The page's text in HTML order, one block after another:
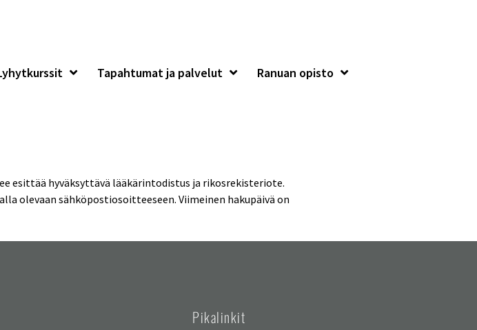
Tapahtumat ja palvelut Ranuan opisto
esittää hyväksyttävä lääkärintodistus ja rikosrekisteriote.
olevaan sähköpostiosoitteeseen. Viimeinen hakupäivä on
Pikalinkit